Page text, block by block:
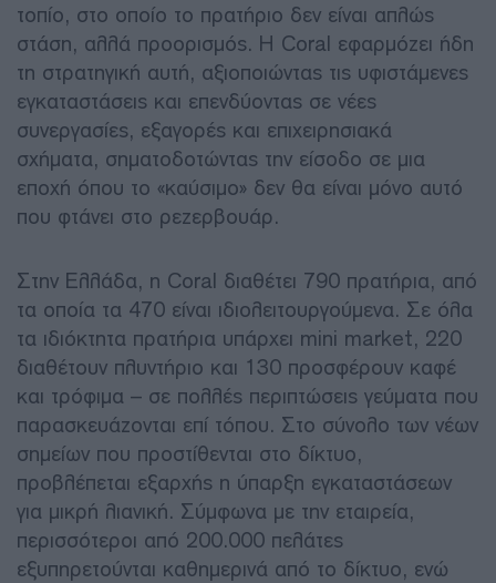
τοπίο, στο οποίο το πρατήριο δεν είναι απλώς
στάση, αλλά προορισμός. Η Coral εφαρμόζει ήδη
τη στρατηγική αυτή, αξιοποιώντας τις υφιστάμενες
εγκαταστάσεις και επενδύοντας σε νέες
συνεργασίες, εξαγορές και επιχειρησιακά
σχήματα, σηματοδοτώντας την είσοδο σε μια
εποχή όπου το «καύσιμο» δεν θα είναι μόνο αυτό
που φτάνει στο ρεζερβουάρ.
Στην Ελλάδα, η Coral διαθέτει 790 πρατήρια, από
τα οποία τα 470 είναι ιδιολειτουργούμενα. Σε όλα
τα ιδιόκτητα πρατήρια υπάρχει mini market, 220
διαθέτουν πλυντήριο και 130 προσφέρουν καφέ
και τρόφιμα – σε πολλές περιπτώσεις γεύματα που
παρασκευάζονται επί τόπου. Στο σύνολο των νέων
σημείων που προστίθενται στο δίκτυο,
προβλέπεται εξαρχής η ύπαρξη εγκαταστάσεων
για μικρή λιανική. Σύμφωνα με την εταιρεία,
περισσότεροι από 200.000 πελάτες
εξυπηρετούνται καθημερινά από το δίκτυο, ενώ